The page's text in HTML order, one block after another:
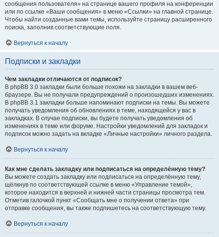
сообщения пользователя» на странице вашего профиля на конференции
или по ссылке «Ваши сообщения» в меню «Ссылки» на главной странице.
Чтобы найти созданные вами темы, используйте страницу расширенного
поиска, заполнив соответствующие поля.
Вернуться к началу
Подписки и закладки
Чем закладки отличаются от подписок?
В phpBB 3.0 закладки были больше похожи на закладки в вашем веб-
браузере. Вы не получали предупреждений о произошедших изменениях.
В phpBB 3.1 закладки больше напоминают подписки на темы. Вы можете
получать уведомления об обновлениях в теме, находящейся у вас в
закладках. В случае подписки, вы будете получать уведомления об
изменениях в теме или форуме. Настройки уведомлений для закладок и
подписок можно задать на вкладке «Личные настройки» личного раздела.
Вернуться к началу
Как мне сделать закладку или подписаться на определённую тему?
Вы можете создать закладку или подписаться на определённую тему,
щёлкнув по соответствующей ссылке в меню «Управление темой»,
которое находится в верхней и нижней части страницы просмотра тем.
Отметив галочкой пункт «Сообщать мне о получении ответа» при
отправке сообщения, вы также подпишетесь на соответствующую тему.
Вернуться к началу